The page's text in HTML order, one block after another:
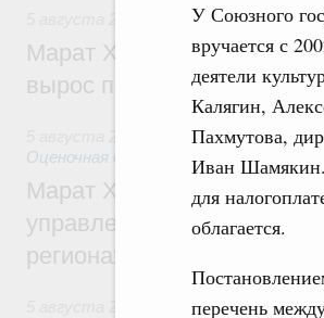
У Союзного
вручается с
деятели
Калягин,
Пахмутова,
Иван Шамякин.
для
облагается.
перечень
Национальный
Марат Хуснуллин: Ввод
вырос почти на треть
Земельные
Оценочная деятельность
Марат Хуснуллин: По
управление «ДОМ.РФ»
регионах
Внутренний и